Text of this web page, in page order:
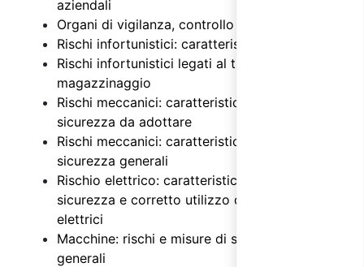
aziendali
Organi di vigilanza, controllo e assistenza
Rischi infortunistici: caratteristiche
Rischi infortunistici legati al trasporto e
magazzinaggio
Rischi meccanici: caratteristiche e misure di
sicurezza da adottare
Rischi meccanici: caratteristiche e misure di
sicurezza generali
Rischio elettrico: caratteristiche, misure di
sicurezza e corretto utilizzo degli impianti
elettrici
Macchine: rischi e misure di sicurezza
generali